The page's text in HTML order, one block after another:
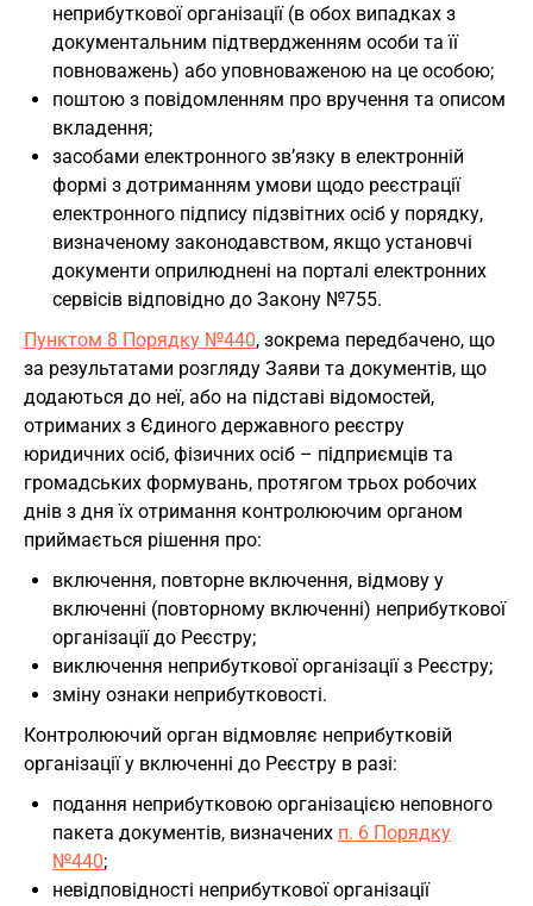
неприбуткової організації (в обох випадках з
документальним підтвердженням особи та її
повноважень) або уповноваженою на це особою;
поштою з повідомленням про вручення та описом
вкладення;
засобами електронного зв’язку в електронній
формі з дотриманням умови щодо реєстрації
електронного підпису підзвітних осіб у порядку,
визначеному законодавством, якщо установчі
документи оприлюднені на порталі електронних
сервісів відповідно до Закону №755.
Пунктом 8 Порядку №440, зокрема передбачено, що
за результатами розгляду Заяви та документів, що
додаються до неї, або на підставі відомостей,
отриманих з Єдиного державного реєстру
юридичних осіб, фізичних осіб – підприємців та
громадських формувань, протягом трьох робочих
днів з дня їх отримання контролюючим органом
приймається рішення про:
включення, повторне включення, відмову у
включенні (повторному включенні) неприбуткової
організації до Реєстру;
виключення неприбуткової організації з Реєстру;
зміну ознаки неприбутковості.
Контролюючий орган відмовляє неприбутковій
організації у включенні до Реєстру в разі:
подання неприбутковою організацією неповного
пакета документів, визначених п. 6 Порядку
№440;
невідповідності неприбуткової організації